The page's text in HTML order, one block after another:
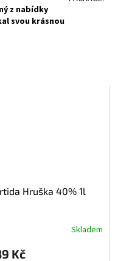
z nabídky
svou krásnou
Hruška 40% 1l
Skladem
Kč